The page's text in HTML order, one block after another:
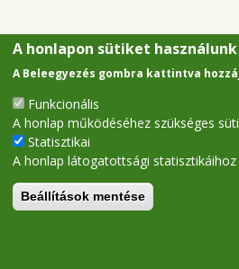
A honlapon sütiket használunk
A Beleegyezés gombra kattintva
Funkcionális
A honlap működéséhez szükséges
Statisztikai
A honlap látogatottsági statisztikáihoz
Beállítások mentése